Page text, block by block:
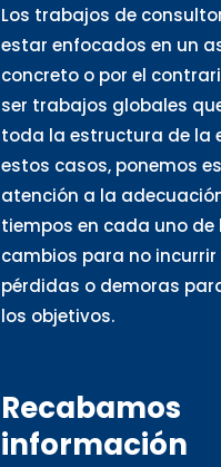
Los trabajos de
estar enfocados en un
concreto o por el
ser trabajos globales
toda la estructura de la
estos casos, ponemos
atención a la
tiempos en cada uno de
cambios para no incurrir
pérdidas o demoras
los objetivos.
Recabamos
información